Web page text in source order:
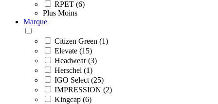
RPET (6)
Plus Moins
Marque
Citizen Green (1)
Elevate (15)
Headwear (3)
Herschel (1)
IGO Select (25)
IMPRESSION (2)
Kingcap (6)